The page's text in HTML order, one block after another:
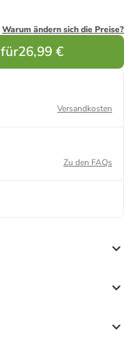
Warum ändern sich die Preise?
26,99 €
Versandkosten
Zu den FAQs